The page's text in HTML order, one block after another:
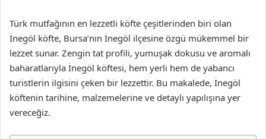
Türk mutfağının en lezzetli köfte çeşitlerinden biri olan
İnegöl köfte, Bursa’nın İnegöl ilçesine özgü mükemmel bir
lezzet sunar. Zengin tat profili, yumuşak dokusu ve aromalı
baharatlarıyla İnegöl köftesi, hem yerli hem de yabancı
turistlerin ilgisini çeken bir lezzettir. Bu makalede, İnegöl
köftenin tarihine, malzemelerine ve detaylı yapılışına yer
vereceğiz.